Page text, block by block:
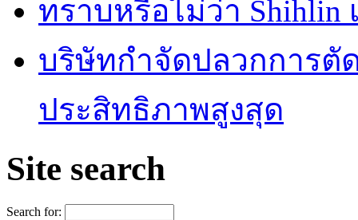
ทราบหรือไม่ว่า
บริษัทกำจัดปลวกการตั
ประสิทธิภาพสูงสุด
Site search
Search for: